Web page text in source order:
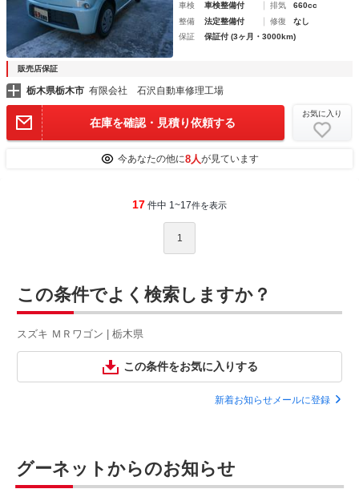
車検
車検整備付 排気
660cc
整備
法定整備付 修復
なし
保証
保証付 (3ヶ月・3000km)
販売店保証
栃木県栃木市 有限会社 石沢自動車修理工場
在庫を確認・見積り依頼する
お気に入り
今あなたの他に8人が見ています
17 件中 1~17件を表示
1
この条件でよく検索しますか？
スズキ ＭＲワゴン | 栃木県
この条件をお気に入りする
新着お知らせメールに登録
グーネットからのお知らせ